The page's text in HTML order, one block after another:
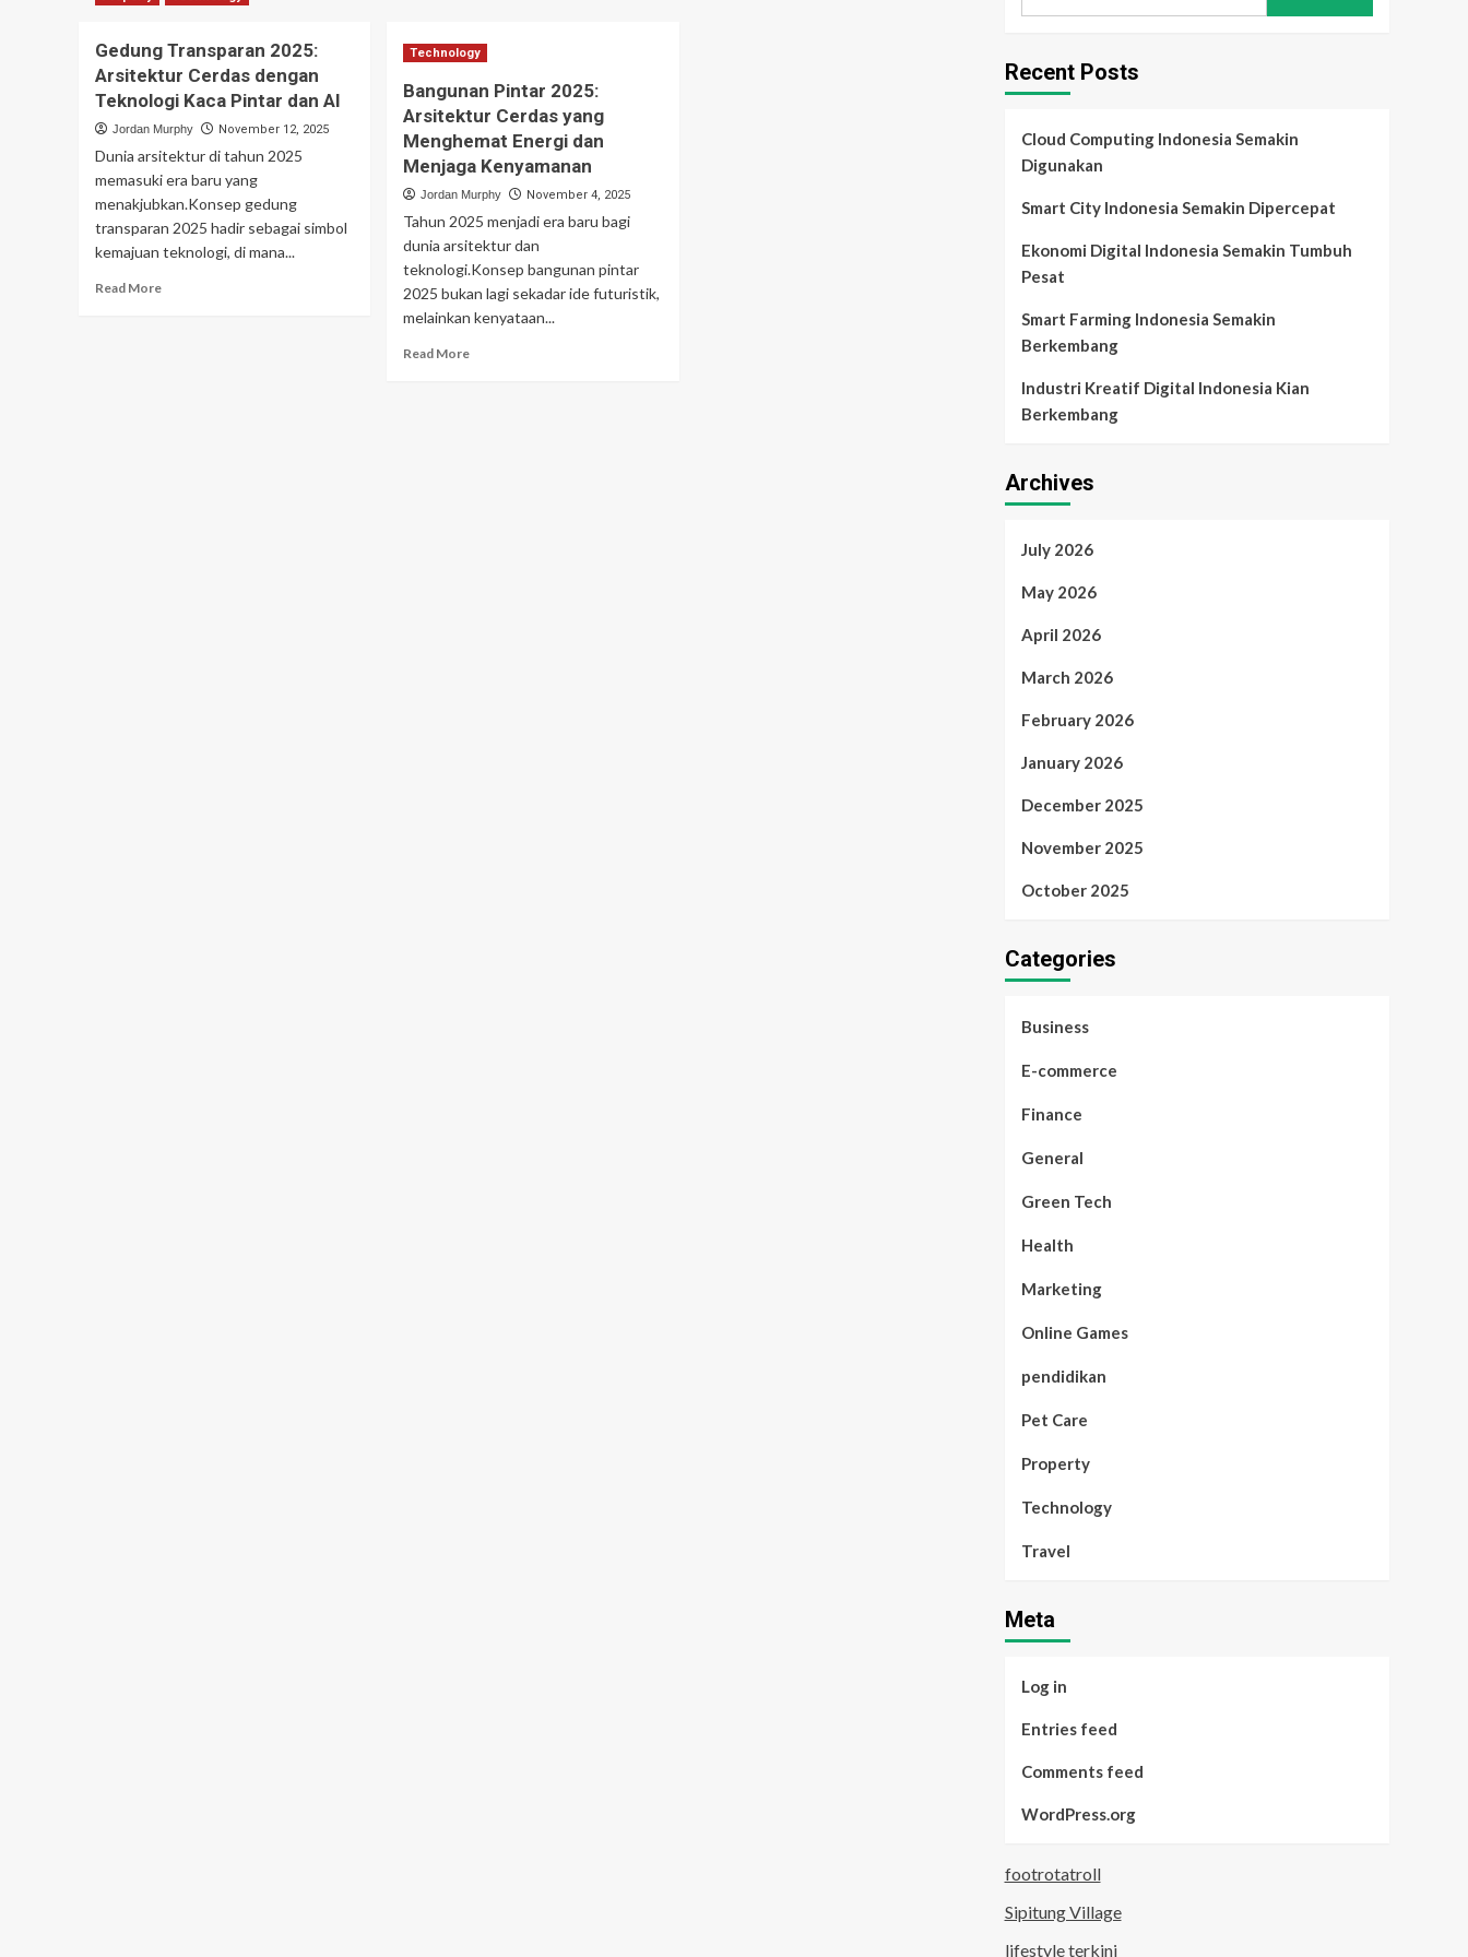
Gedung Transparan 2025:
Arsitektur Cerdas dengan
Teknologi Kaca Pintar dan AI
Jordan Murphy November 12, 2025
Dunia arsitektur di tahun 2025
memasuki era baru yang
menakjubkan.Konsep gedung
transparan 2025 hadir sebagai simbol
kemajuan teknologi, di mana...
Read MoreRead
Technology
Bangunan Pintar 2025:
Arsitektur Cerdas yang
Menghemat Energi dan
Menjaga Kenyamanan
Jordan Murphy November 4, 2025
Tahun 2025 menjadi era baru bagi
dunia arsitektur dan
teknologi.Konsep bangunan pintar
2025 bukan lagi sekadar ide futuristik,
melainkan kenyataan...
Read MoreRead
Recent Posts
Cloud Computing Indonesia Semakin
Digunakan
Smart City Indonesia Semakin Dipercepat
Ekonomi Digital Indonesia Semakin Tumbuh
Pesat
Smart Farming Indonesia Semakin
Berkembang
Industri Kreatif Digital Indonesia Kian
Berkembang
Archives
July 2026
May 2026
April 2026
March 2026
February 2026
January 2026
December 2025
November 2025
October 2025
Categories
Business
E-commerce
Finance
General
Green Tech
Health
Marketing
Online Games
pendidikan
Pet Care
Property
Technology
Travel
Meta
Log in
Entries feed
Comments feed
WordPress.org
footrotatroll
Sipitung Village
lifestyle terkini